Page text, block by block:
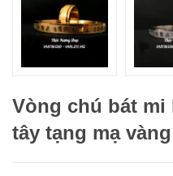
Vòng chú bát
tây tạng mạ